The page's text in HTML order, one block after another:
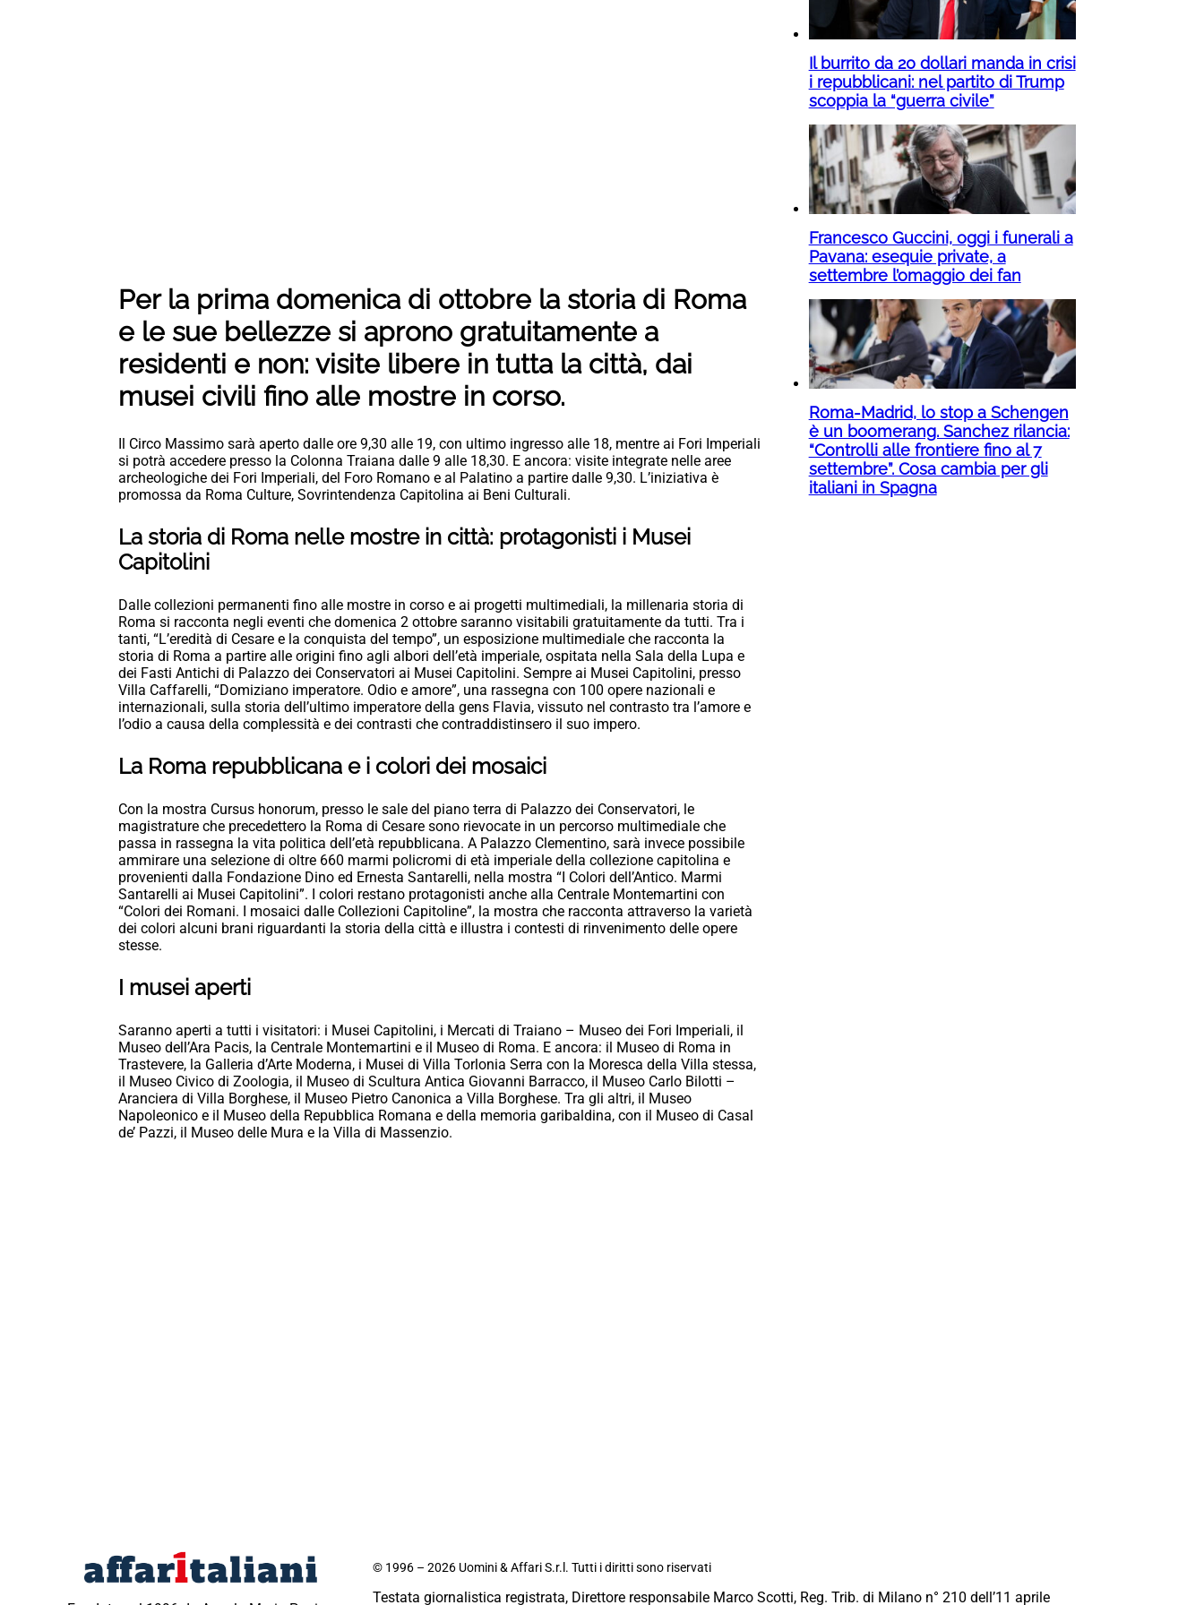
Per la prima domenica di ottobre la storia di Roma
e le sue bellezze si aprono gratuitamente a
residenti e non: visite libere in tutta la città, dai
musei civili fino alle mostre in corso.
Il Circo Massimo sarà aperto dalle ore 9,30 alle 19, con ultimo ingresso alle 18, mentre ai Fori Imperiali
si potrà accedere presso la Colonna Traiana dalle 9 alle 18,30. E ancora: visite integrate nelle aree
archeologiche dei Fori Imperiali, del Foro Romano e al Palatino a partire dalle 9,30. L’iniziativa è
promossa da Roma Culture, Sovrintendenza Capitolina ai Beni Culturali.
La storia di Roma nelle mostre in città: protagonisti i Musei
Capitolini
Dalle collezioni permanenti fino alle mostre in corso e ai progetti multimediali, la millenaria storia di
Roma si racconta negli eventi che domenica 2 ottobre saranno visitabili gratuitamente da tutti. Tra i
tanti, “L’eredità di Cesare e la conquista del tempo”, un esposizione multimediale che racconta la
storia di Roma a partire alle origini fino agli albori dell’età imperiale, ospitata nella Sala della Lupa e
dei Fasti Antichi di Palazzo dei Conservatori ai Musei Capitolini. Sempre ai Musei Capitolini, presso
Villa Caffarelli, “Domiziano imperatore. Odio e amore”, una rassegna con 100 opere nazionali e
internazionali, sulla storia dell’ultimo imperatore della gens Flavia, vissuto nel contrasto tra l’amore e
l’odio a causa della complessità e dei contrasti che contraddistinsero il suo impero.
La Roma repubblicana e i colori dei mosaici
Con la mostra Cursus honorum, presso le sale del piano terra di Palazzo dei Conservatori, le
magistrature che precedettero la Roma di Cesare sono rievocate in un percorso multimediale che
passa in rassegna la vita politica dell’età repubblicana. A Palazzo Clementino, sarà invece possibile
ammirare una selezione di oltre 660 marmi policromi di età imperiale della collezione capitolina e
provenienti dalla Fondazione Dino ed Ernesta Santarelli, nella mostra “I Colori dell’Antico. Marmi
Santarelli ai Musei Capitolini”. I colori restano protagonisti anche alla Centrale Montemartini con
“Colori dei Romani. I mosaici dalle Collezioni Capitoline”, la mostra che racconta attraverso la varietà
dei colori alcuni brani riguardanti la storia della città e illustra i contesti di rinvenimento delle opere
stesse.
I musei aperti
Saranno aperti a tutti i visitatori: i Musei Capitolini, i Mercati di Traiano – Museo dei Fori Imperiali, il
Museo dell’Ara Pacis, la Centrale Montemartini e il Museo di Roma. E ancora: il Museo di Roma in
Trastevere, la Galleria d’Arte Moderna, i Musei di Villa Torlonia Serra con la Moresca della Villa stessa,
il Museo Civico di Zoologia, il Museo di Scultura Antica Giovanni Barracco, il Museo Carlo Bilotti –
Aranciera di Villa Borghese, il Museo Pietro Canonica a Villa Borghese. Tra gli altri, il Museo
Napoleonico e il Museo della Repubblica Romana e della memoria garibaldina, con il Museo di Casal
de’ Pazzi, il Museo delle Mura e la Villa di Massenzio.
Il burrito da 20 dollari manda in crisi
i repubblicani: nel partito di Trump
scoppia la “guerra civile”
Francesco Guccini, oggi i funerali a
Pavana: esequie private, a
settembre l’omaggio dei fan
Roma-Madrid, lo stop a Schengen
è un boomerang. Sanchez rilancia:
“Controlli alle frontiere fino al 7
settembre”. Cosa cambia per gli
italiani in Spagna
© 1996 – 2026 Uomini & Affari S.r.l. Tutti i diritti sono riservati
Testata giornalistica registrata, Direttore responsabile Marco Scotti, Reg. Trib. di Milano n° 210 dell’11 aprile